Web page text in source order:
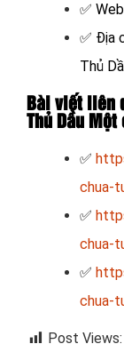
✅
✅ Địa
Thủ
Bài viết liên
Thủ Dầu Một
✅
chua-
✅
chua-
✅
chua-
Post Views: